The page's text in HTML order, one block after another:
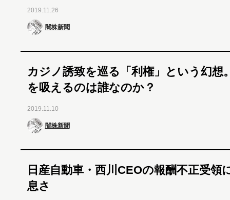
2019.11.26
闇株新聞
カジノ誘致を巡る「利権」という幻想
を吸えるのは誰なのか？
2019.11.10
闇株新聞
日産自動車・西川CEOの報酬不正受領
息さ